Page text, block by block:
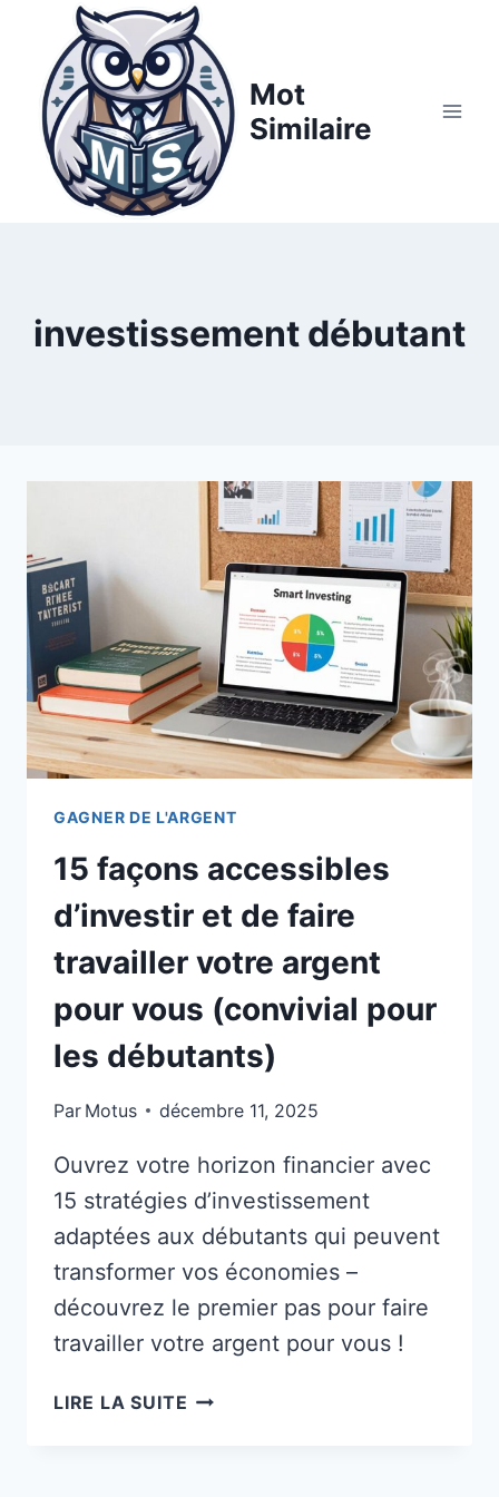
contenu
Mot
Similaire
investissement débutant
GAGNER DE L'ARGENT
15 façons accessibles
d’investir et de faire
travailler votre argent
pour vous (convivial pour
les débutants)
Par Motus décembre 11, 2025
Ouvrez votre horizon financier avec
15 stratégies d’investissement
adaptées aux débutants qui peuvent
transformer vos économies –
découvrez le premier pas pour faire
travailler votre argent pour vous !
LIRE LA SUITE 15